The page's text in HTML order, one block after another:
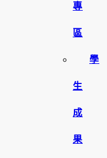
專
區
學
生
成
果